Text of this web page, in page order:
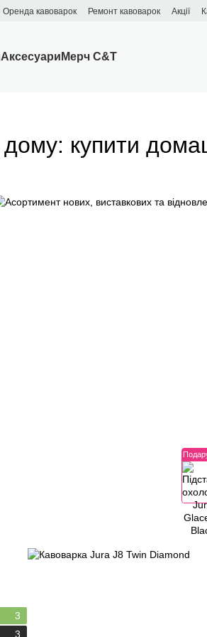
Оренда кавоварок Ремонт кавоварок Акції
Аксесуари Мерч C&T
купити
3
3